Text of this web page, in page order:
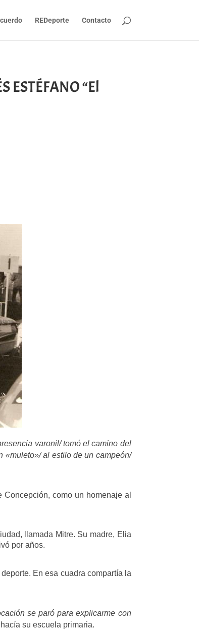
REDeporte Contacto
ESTÉFANO “El
varonil/ tomó el camino del
«muleto»/ al estilo de un campeón/
como un homenaje al
llamada Mitre. Su madre, Elia
por años.
En esa cuadra compartía la
se paró para explicarme con
su escuela primaria.